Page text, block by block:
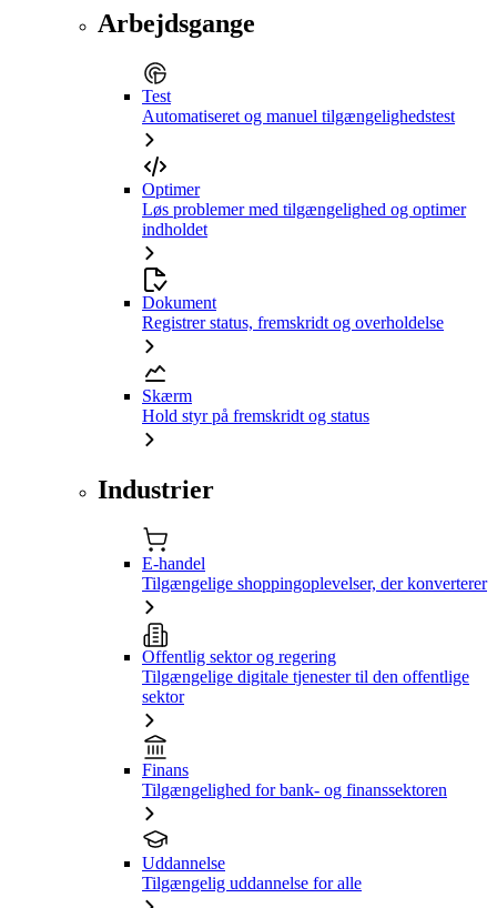
Arbejdsgange
Test
Automatiseret og manuel tilgængelighedstest
Optimer
Løs problemer med tilgængelighed og optimer
indholdet
Dokument
Registrer status, fremskridt og overholdelse
Skærm
Hold styr på fremskridt og status
Industrier
E-handel
Tilgængelige shoppingoplevelser, der konverterer
Offentlig sektor og regering
Tilgængelige digitale tjenester til den offentlige
sektor
Finans
Tilgængelighed for bank- og finanssektoren
Uddannelse
Tilgængelig uddannelse for alle